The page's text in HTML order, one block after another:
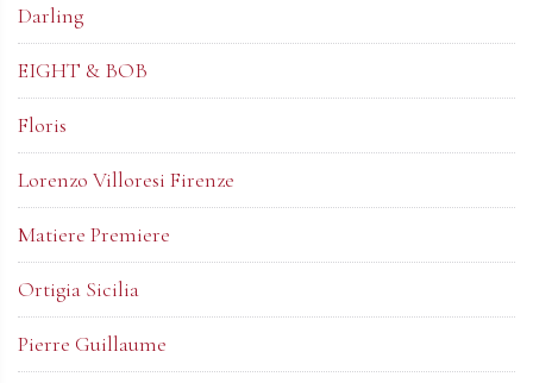
Darling
EIGHT & BOB
Floris
Lorenzo Villoresi Firenze
Matiere Premiere
Ortigia Sicilia
Pierre Guillaume